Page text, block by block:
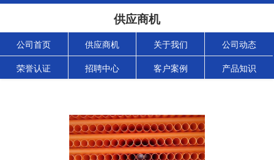
供应商机
公司首页 供应商机 关于我们 公司动态
荣誉认证 招聘中心 客户案例 产品知识